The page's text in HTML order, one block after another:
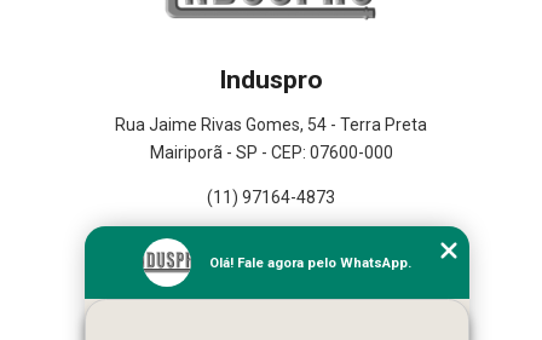
Induspro
Rua Jaime Rivas Gomes, 54 - Terra Preta
Mairiporã - SP - CEP: 07600-000
(11) 97164-4873
Empresa
Missão
Olá! Fale agora pelo WhatsApp.